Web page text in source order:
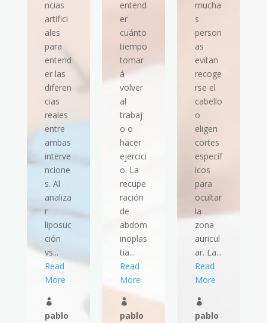
ncias
artifici
ales
para
entend
er las
diferen
cias
reales
entre
ambas
interve
ncione
s. Al
analiza
r
liposuc
ción
vs...
Read
More

pablo
entend
er
cuánto
tiempo
tomar
á
volver
al
trabaj
o o
hacer
ejercici
o. La
recupe
ración
de
abdom
inoplas
tia...
Read
More

pablo
mucha
s
person
as
evitan
recoge
rse el
cabello
o
eligen
cortes
específ
icos
para
ocultar
la
zona
auricul
ar. La...
Read
More

pablo